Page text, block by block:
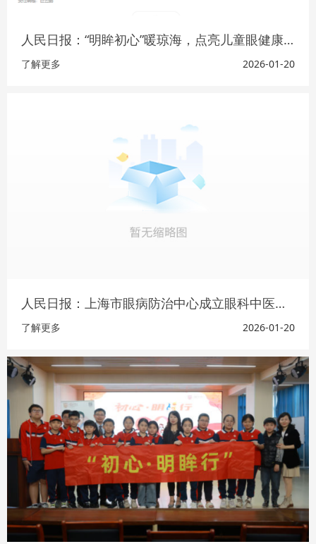
人民日报：“明眸初心”暖琼海，点亮儿童眼健康之光​
了解更多 2026-01-20
人民日报：上海市眼病防治中心成立眼科中医工作室，特色疗法治眼疾
了解更多 2026-01-20